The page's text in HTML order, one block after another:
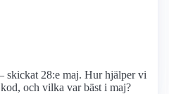
skickat 28:e maj. Hur hjälper vi
och vilka var bäst i maj?